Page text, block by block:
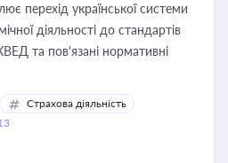
перехід української системи
діяльності до стандартів
та пов'язані нормативні
Страхова діяльність